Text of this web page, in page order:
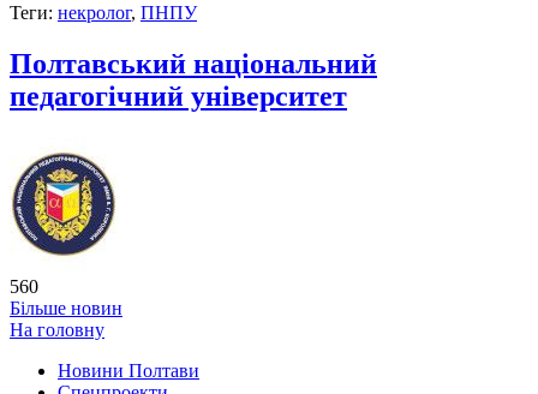
Теги: некролог, ПНПУ
Полтавський національний
педагогічний університет
560
Більше новин
На головну
Новини Полтави